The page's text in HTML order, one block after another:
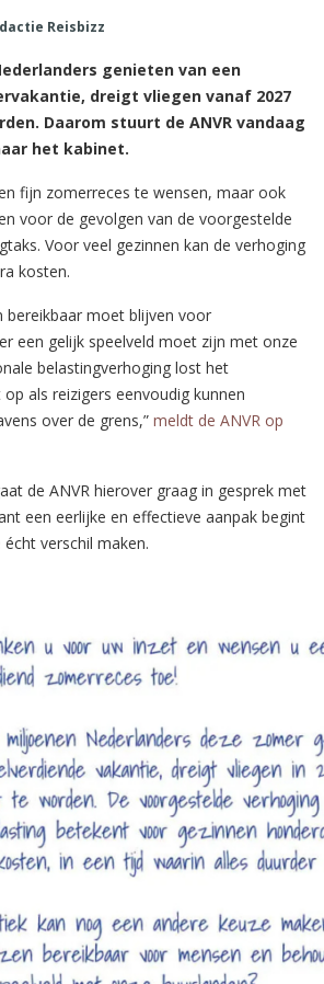
Reisbizz
genieten van een
dreigt vliegen vanaf 2027
Daarom stuurt de ANVR vandaag
het kabinet.
fijn zomerreces te wensen, maar ook
voor de gevolgen van de voorgestelde
Voor veel gezinnen kan de verhoging
kosten.
bereikbaar moet blijven voor
een gelijk speelveld moet zijn met onze
belastingverhoging lost het
als reizigers eenvoudig kunnen
over de grens,” meldt de ANVR op
de ANVR hierover graag in gesprek met
een eerlijke en effectieve aanpak begint
verschil maken.